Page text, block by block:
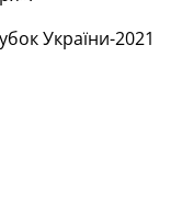
України-2021